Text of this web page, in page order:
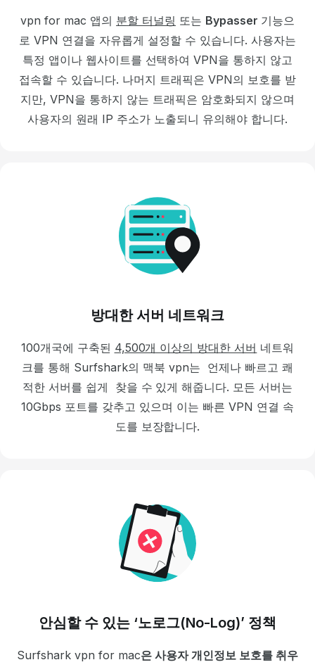
vpn for mac 앱의 분할 터널링 또는 Bypasser 기능으
로 VPN 연결을 자유롭게 설정할 수 있습니다. 사용자는
특정 앱이나웹사이트를 선택하여 VPN을 통하지 않고
접속할 수 있습니다. 나머지 트래픽은 VPN의 보호를 받
지만,VPN을 통하지 않는 트래픽은 암호화되지 않으며
사용자의 원래 IP 주소가 노출되니 유의해야 합니다.
방대한 서버 네트워크
100개국에 구축된 4,500개 이상의 방대한 서버 네트워
크를 통해 Surfshark의 맥북 vpn는 언제나 빠르고 쾌
적한 서버를 쉽게
찾을 수 있게 해줍니다. 모든 서버는
10Gbps 포트를 갖추고 있으며 이는 빠른 VPN 연결 속
도를 보장합니다.
안심할 수 있는 ‘노로그(No-Log)’ 정책
Surfshark vpn for mac은 사용자 개인정보 보호를 취우